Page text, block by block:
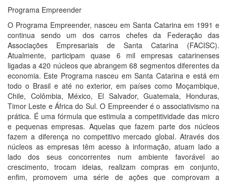
Programa Empreender
O Programa Empreender, nasceu em Santa Catarina em 1991 e
continua sendo um dos carros chefes da Federação das
Associações Empresariais de Santa Catarina (FACISC).
Atualmente, participam quase 6 mil empresas catarinenses
ligadas a 420 núcleos que abrangem 68 segmentos diferentes da
economia. Este Programa nasceu em Santa Catarina e está em
todo o Brasil e até no exterior, em países como Moçambique,
Chile, Colômbia, México, El Salvador, Guatemala, Honduras,
Timor Leste e África do Sul. O Empreender é o associativismo na
prática. É uma fórmula que estimula a competitividade das micro
e pequenas empresas. Aquelas que fazem parte dos núcleos
fazem a diferença no competitivo mercado global. Através dos
núcleos as empresas têm acesso à informação, atuam lado a
lado dos seus concorrentes num ambiente favorável ao
crescimento, trocam ideias, realizam compras em conjunto,
enfim, promovem uma série de ações que comprovam a